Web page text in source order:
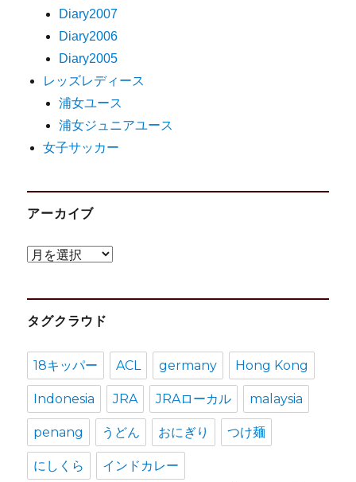
Diary2007
Diary2006
Diary2005
レッズレディース
浦女ユース
浦女ジュニアユース
女子サッカー
アーカイブ
ア
カ
イ
タグクラウド
18キッパー ACL germany Hong Kong
Indonesia JRA JRAローカル malaysia
penang うどん おにぎり つけ麺
にしくら インドカレー